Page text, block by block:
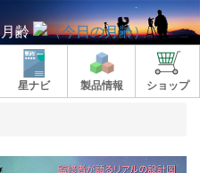
月齢
星ナビ 製品情報 ショップ